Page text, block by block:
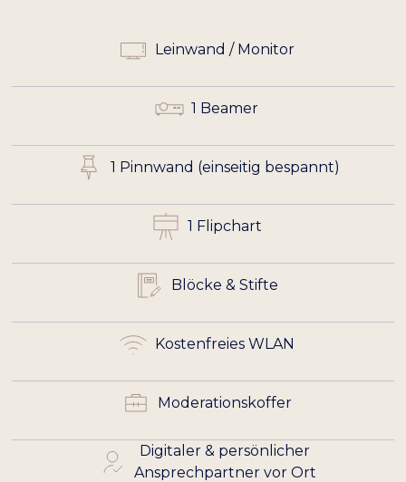
Leinwand / Monitor
1 Beamer
1 Pinnwand (einseitig bespannt)
1 Flipchart
Blöcke & Stifte
Kostenfreies WLAN
Moderationskoffer
Digitaler & persönlicher
Ansprechpartner vor Ort